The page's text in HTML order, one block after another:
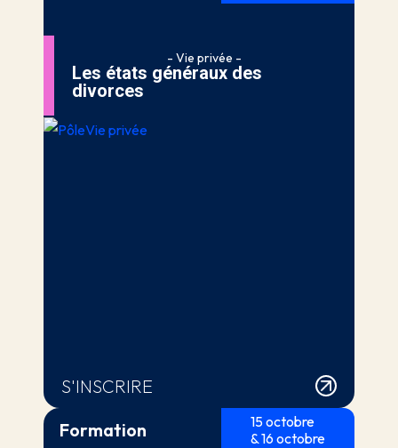
- Vie privée -
Les états généraux des
divorces
S'INSCRIRE
Formation
15 octobre
& 16 octobre